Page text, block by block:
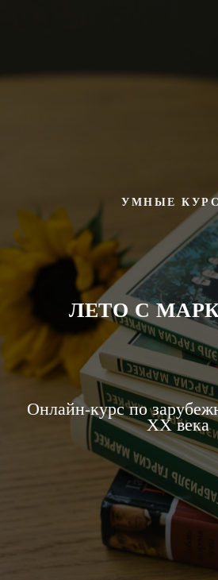
УМНЫЕ
ЛЕТО С
Онлайн-курс по
ХХ века